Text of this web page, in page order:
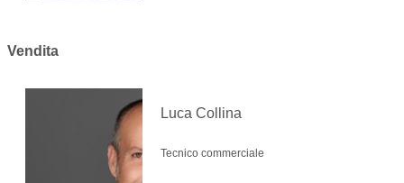
Vendita
Luca Collina
Tecnico commerciale